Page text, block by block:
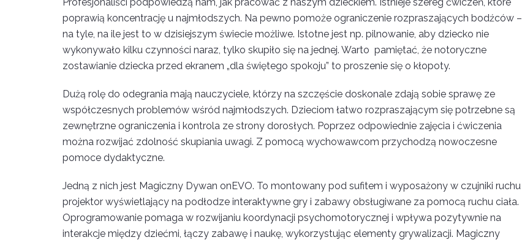
poprawią koncentrację u najmłodszych. Na pewno pomoże ograniczenie rozpraszających bodźców –
na tyle, na ile jest to w dzisiejszym świecie możliwe. Istotne jest np. pilnowanie, aby dziecko nie
wykonywało kilku czynności naraz, tylko skupiło się na jednej. Warto pamiętać, że notoryczne
zostawianie dziecka przed ekranem „dla świętego spokoju” to proszenie się o kłopoty.
Dużą rolę do odegrania mają nauczyciele, którzy na szczęście doskonale zdają sobie sprawę ze
współczesnych problemów wśród najmłodszych. Dzieciom łatwo rozpraszającym się potrzebne są
zewnętrzne ograniczenia i kontrola ze strony dorosłych. Poprzez odpowiednie zajęcia i ćwiczenia
można rozwijać zdolność skupiania uwagi. Z pomocą wychowawcom przychodzą nowoczesne
pomoce dydaktyczne.
Jedną z nich jest Magiczny Dywan onEVO. To montowany pod sufitem i wyposażony w czujniki ruchu
projektor wyświetlający na podłodze interaktywne gry i zabawy obsługiwane za pomocą ruchu ciała.
Oprogramowanie pomaga w rozwijaniu koordynacji psychomotorycznej i wpływa pozytywnie na
interakcje między dziećmi, łączy zabawę i naukę, wykorzystując elementy grywalizacji. Magiczny